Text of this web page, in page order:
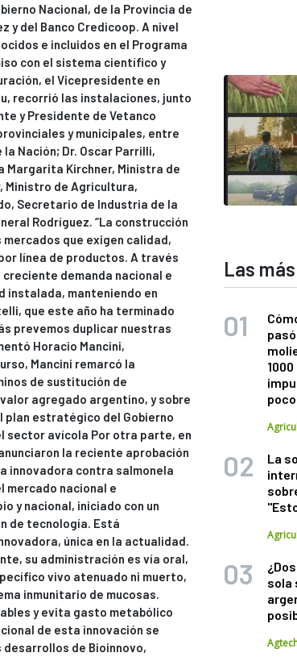
Nacional, de la Provincia de
y del Banco Credicoop. A nivel
e incluidos en el Programa
con el sistema científico y
el Vicepresidente en
recorrió las instalaciones, junto
y Presidente de Vetanco
y municipales, entre
Nación; Dr. Oscar Parrilli,
Margarita Kirchner, Ministra de
Ministro de Agricultura,
Secretario de Industria de la
Rodríguez. “La construcción
que exigen calidad,
línea de productos. A través
demanda nacional e
instalada, manteniendo en
que este año ha terminado
prevemos duplicar nuestras
Horacio Mancini,
Mancini remarcó la
de sustitución de
agregado argentino, y sobre
plan estratégico del Gobierno
sector avícola Por otra parte, en
la reciente aprobación
innovadora contra salmonela
mercado nacional e
y nacional, iniciado con un
de tecnología. Está
única en la actualidad.
su administración es vía oral,
vivo atenuado ni muerto,
inmunitario de mucosas.
y evita gasto metabólico
de esta innovación se
de Bioinnovo,
Las
La
sola